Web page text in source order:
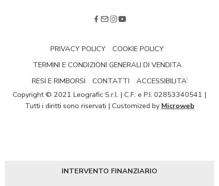
PRIVACY POLICY
COOKIE POLICY
TERMINI E CONDIZIONI GENERALI DI VENDITA
RESI E RIMBORSI
CONTATTI
ACCESSIBILITA’
Copyright © 2021 Leografic S.r.l. | C.F. e P.I. 02853340541 |
Tutti i diritti sono riservati | Customized by Microweb
INTERVENTO FINANZIARIO